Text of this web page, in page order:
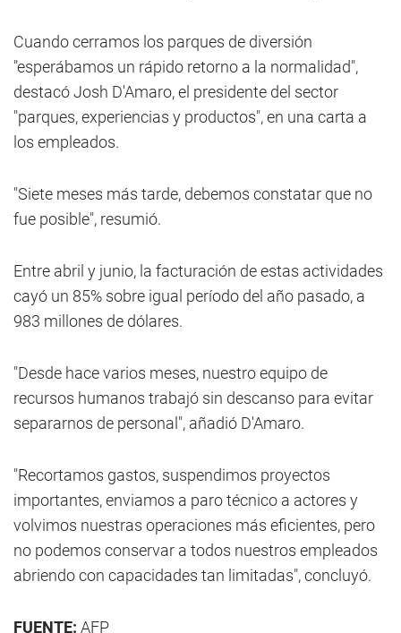
Cuando cerramos los parques de diversión
"esperábamos un rápido retorno a la normalidad",
destacó Josh D'Amaro, el presidente del sector
"parques, experiencias y productos", en una carta a
los empleados.
"Siete meses más tarde, debemos constatar que no
fue posible", resumió.
Entre abril y junio, la facturación de estas actividades
cayó un 85% sobre igual período del año pasado, a
983 millones de dólares.
"Desde hace varios meses, nuestro equipo de
recursos humanos trabajó sin descanso para evitar
separarnos de personal", añadió D'Amaro.
"Recortamos gastos, suspendimos proyectos
importantes, enviamos a paro técnico a actores y
volvimos nuestras operaciones más eficientes, pero
no podemos conservar a todos nuestros empleados
abriendo con capacidades tan limitadas", concluyó.
FUENTE: AFP